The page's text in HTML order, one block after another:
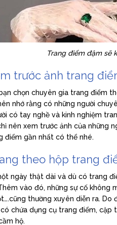
Trang điểm đậm sẽ
trước ảnh trang
chọn chuyên gia trang điểm
nhớ rằng có những người
có tay nghề và kinh nghiệm
nên xem trước ảnh của những
điểm gần nhất có thể nhé.
theo hộp trang
ngày thật dài và dù có trang
vào đó, những sự cố không
thường xuyên diễn ra.
chứa dụng cụ trang điểm,
hộ.